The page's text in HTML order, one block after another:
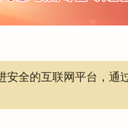
全的互联网平台，